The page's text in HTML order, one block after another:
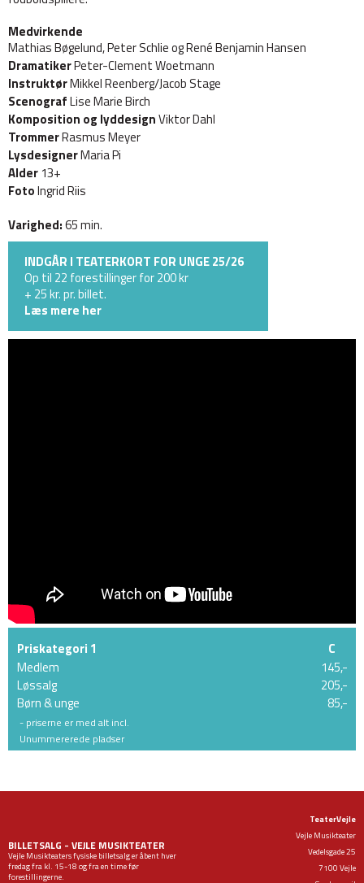
Medvirkende
Mathias Bøgelund, Peter Schlie og René Benjamin Hansen
DramatikerPeter-Clement Woetmann
InstruktørMikkel Reenberg/Jacob Stage
ScenografLise Marie Birch
Komposition og lyddesignViktor Dahl
TrommerRasmus Meyer
LysdesignerMaria Pi
Alder 13+
FotoIngrid Riis
Varighed:65 min.
INDGÅR I TEATERKORT FOR UNGE 25/26
Op til 22 forestillinger for 200 kr
+ 25 kr. pr. billet.
Læs mere her
Priskategori 1
C
Medlem
145,-
Løssalg
205,-
Børn & unge
85,-
- priserne er med alt incl.
Unummererede pladser
BILLETSALG - VEJLE MUSIKTEATER
Vejle Musikteaters fysiske billetsalg er åbent hver
fredag fra kl. 15-18 og fra en time før
forestillingerne.
TeaterVejle
Vejle Musikteater
Vedelsgade 25
7100 Vejle